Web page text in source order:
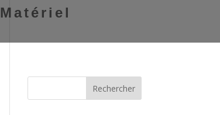
Matériel